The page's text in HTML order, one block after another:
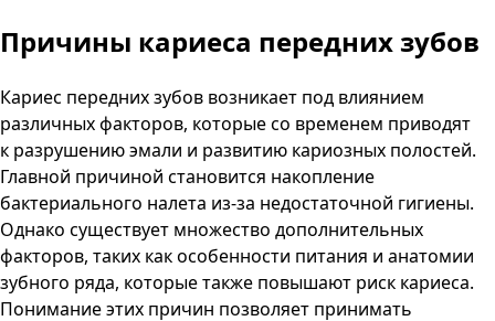
Причины кариеса передних зубов
Кариес передних зубов возникает под влиянием
различных факторов, которые со временем приводят
к разрушению эмали и развитию кариозных полостей.
Главной причиной становится накопление
бактериального налета из-за недостаточной гигиены.
Однако существует множество дополнительных
факторов, таких как особенности питания и анатомии
зубного ряда, которые также повышают риск кариеса.
Понимание этих причин позволяет принимать